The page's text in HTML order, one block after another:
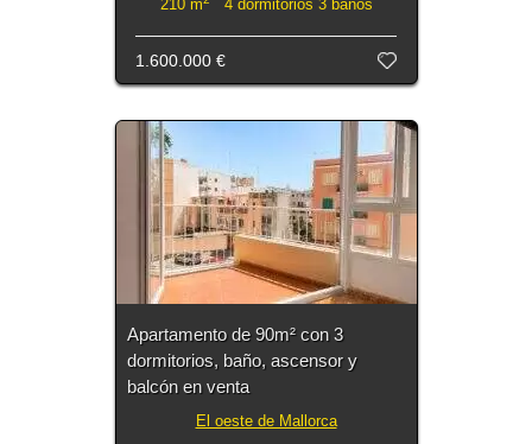
210 m 4 dormitorios 3 baños
1.600.000 €
Apartamento de 90m² con 3
dormitorios, baño, ascensor y
balcón en venta
El oeste de Mallorca